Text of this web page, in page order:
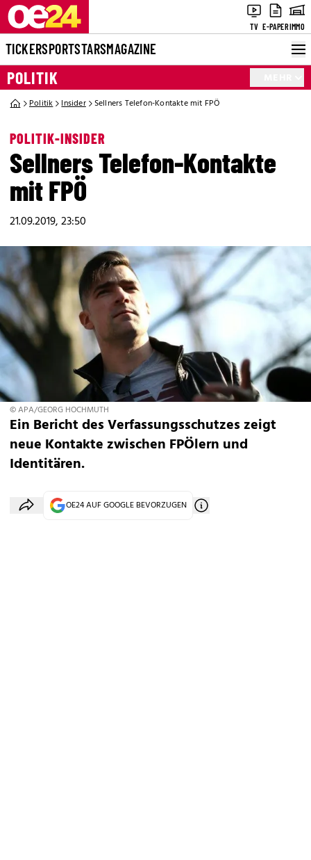
TV E-PAPERIMMO
TICKERSPORTSTARSMAGAZINE
POLITIK
Politik Insider Sellners Telefon-Kontakte mit FPÖ
POLITIK-INSIDER
Sellners Telefon-Kontakte
mit FPÖ
21.09.2019, 23:50
© APA/GEORG HOCHMUTH
Ein Bericht des Verfassungsschutzes zeigt
neue Kontakte zwischen FPÖlern und
Identitären.
OE24 AUF GOOGLE BEVORZUGEN